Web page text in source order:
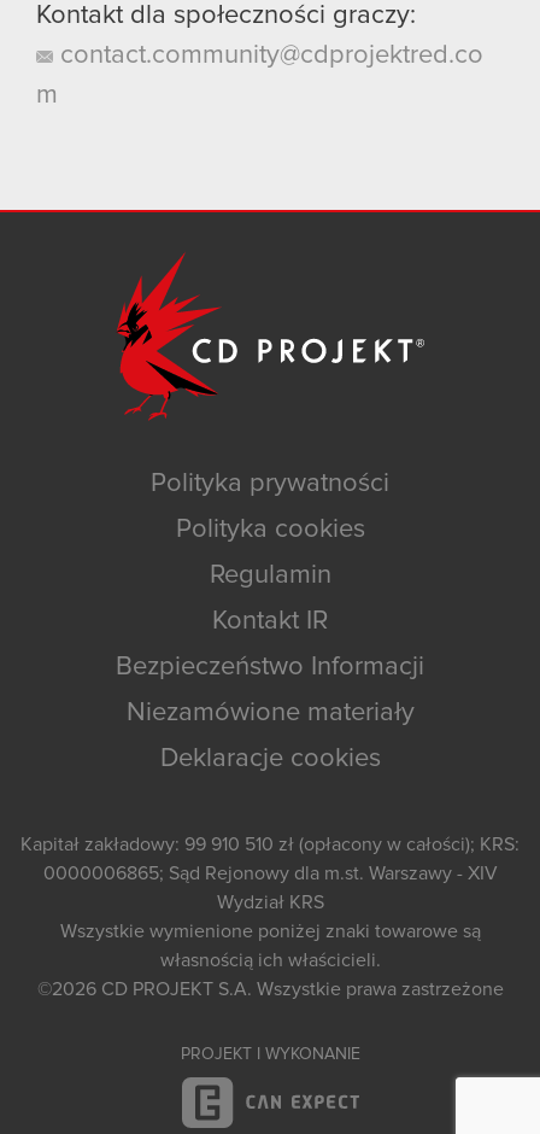
Kontakt dla społeczności graczy:
contact.community@cdprojektred.co
m
Polityka prywatności
Polityka cookies
Regulamin
Kontakt IR
Bezpieczeństwo Informacji
Niezamówione materiały
Deklaracje cookies
Kapitał zakładowy: 99 910 510 zł (opłacony w całości); KRS:
0000006865; Sąd Rejonowy dla m.st. Warszawy - XIV
Wydział KRS
Wszystkie wymienione poniżej znaki towarowe są
własnością ich właścicieli.
©2026 CD PROJEKT S.A. Wszystkie prawa zastrzeżone
PROJEKT I WYKONANIE